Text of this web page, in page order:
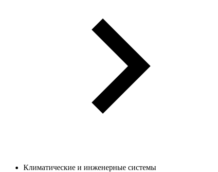
Климатические и инженерные системы